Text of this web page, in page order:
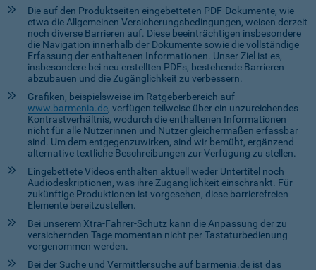
Die auf den Produktseiten eingebetteten PDF-Dokumente, wie
etwa die Allgemeinen Versicherungsbedingungen, weisen derzeit
noch diverse Barrieren auf. Diese beeinträchtigen insbesondere
die Navigation innerhalb der Dokumente sowie die vollständige
Erfassung der enthaltenen Informationen. Unser Ziel ist es,
insbesondere bei neu erstellten PDFs, bestehende Barrieren
abzubauen und die Zugänglichkeit zu verbessern.
Grafiken, beispielsweise im Ratgeberbereich auf
www.barmenia.de, verfügen teilweise über ein unzureichendes
Kontrastverhältnis, wodurch die enthaltenen Informationen
nicht für alle Nutzerinnen und Nutzer gleichermaßen erfassbar
sind. Um dem entgegenzuwirken, sind wir bemüht, ergänzend
alternative textliche Beschreibungen zur Verfügung zu stellen.
Eingebettete Videos enthalten aktuell weder Untertitel noch
Audiodeskriptionen, was ihre Zugänglichkeit einschränkt. Für
zukünftige Produktionen ist vorgesehen, diese barrierefreien
Elemente bereitzustellen.
Bei unserem Xtra-Fahrer-Schutz kann die Anpassung der zu
versichernden Tage momentan nicht per Tastaturbedienung
vorgenommen werden.
Bei der Suche und Vermittlersuche auf barmenia.de ist das